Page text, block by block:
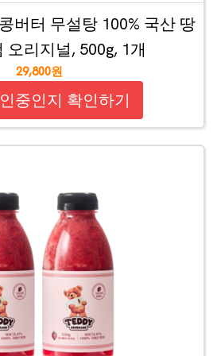
버터 무설탕 100% 국산 땅
오리지널, 500g, 1개
29,800원
중인지 확인하기